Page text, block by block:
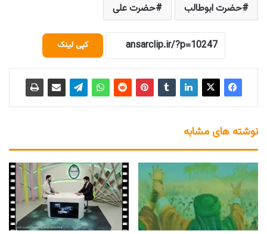
حضرت ابوطالب
حضرت علی
کپی لینک
نوشته های مشابه